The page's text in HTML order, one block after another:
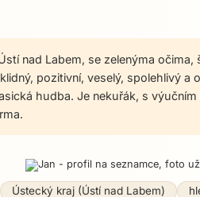
nad Labem, se zelenýma
pozitivní, veselý, spolehlivý a
hudba. Je nekuřák, s
Ústecký kraj (Ústí nad Labem)